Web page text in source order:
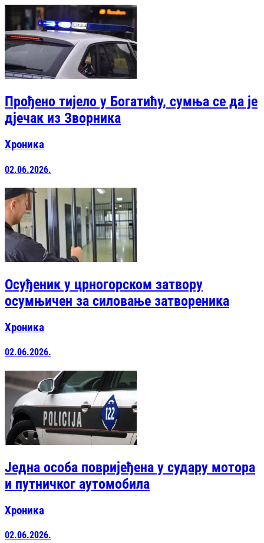
Прођено тијело у Богатићу, сумња се да је
дјечак из Зворника
Хроника
02.06.2026.
Осуђеник у црногорском затвору
осумњичен за силовање затвореника
Хроника
02.06.2026.
Једна особа повријеђена у судару мотора
и путничког аутомобила
Хроника
02.06.2026.